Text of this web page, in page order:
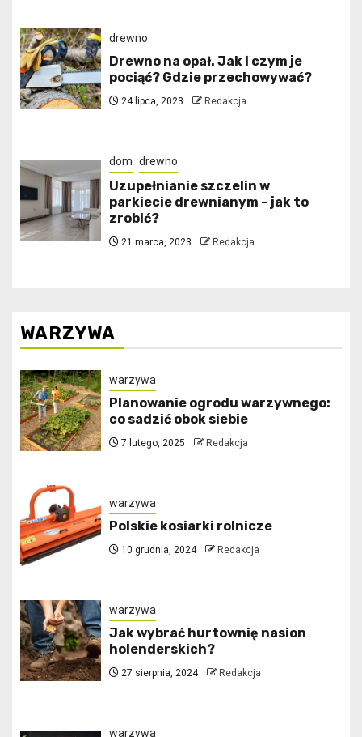
drewno
Drewno na opał. Jak i czym je
pociąć? Gdzie przechowywać?
24 lipca, 2023 Redakcja
dom drewno
Uzupełnianie szczelin w
parkiecie drewnianym – jak to
zrobić?
21 marca, 2023 Redakcja
WARZYWA
warzywa
Planowanie ogrodu warzywnego:
co sadzić obok siebie
7 lutego, 2025 Redakcja
warzywa
Polskie kosiarki rolnicze
10 grudnia, 2024 Redakcja
warzywa
Jak wybrać hurtownię nasion
holenderskich?
27 sierpnia, 2024 Redakcja
warzywa